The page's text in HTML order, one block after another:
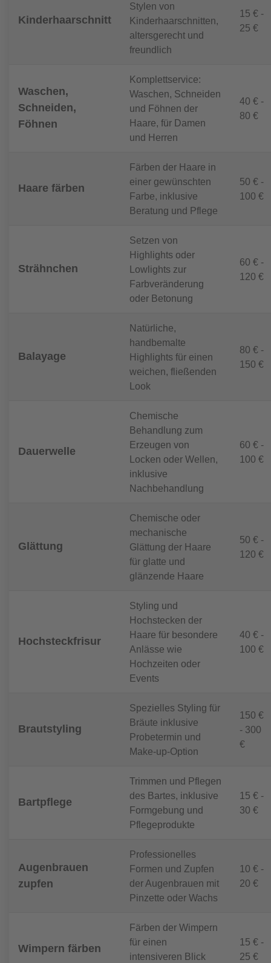
Kinderhaarschnitt
Stylen von
Kinderhaarschnitten,
altersgerecht und
freundlich
15 € -
25 €
Waschen,
Schneiden,
Föhnen
Komplettservice:
Waschen, Schneiden
und Föhnen der
Haare, für Damen
und Herren
40 € -
80 €
Haare färben
Färben der Haare in
einer gewünschten
Farbe, inklusive
Beratung und Pflege
50 € -
100 €
Strähnchen
Setzen von
Highlights oder
Lowlights zur
Farbveränderung
oder Betonung
60 € -
120 €
Balayage
Natürliche,
handbemalte
Highlights für einen
weichen, fließenden
Look
80 € -
150 €
Dauerwelle
Chemische
Behandlung zum
Erzeugen von
Locken oder Wellen,
inklusive
Nachbehandlung
60 € -
100 €
Glättung
Chemische oder
mechanische
Glättung der Haare
für glatte und
glänzende Haare
50 € -
120 €
Hochsteckfrisur
Styling und
Hochstecken der
Haare für besondere
Anlässe wie
Hochzeiten oder
Events
40 € -
100 €
Brautstyling
Spezielles Styling für
Bräute inklusive
Probetermin und
Make-up-Option
150 €
- 300
€
Bartpflege
Trimmen und Pflegen
des Bartes, inklusive
Formgebung und
Pflegeprodukte
15 € -
30 €
Augenbrauen
zupfen
Professionelles
Formen und Zupfen
der Augenbrauen mit
Pinzette oder Wachs
10 € -
20 €
Wimpern färben
Färben der Wimpern
für einen
intensiveren Blick
15 € -
25 €